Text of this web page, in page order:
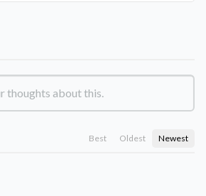
Best Oldest Newest